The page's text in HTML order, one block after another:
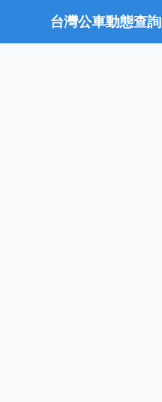
台灣公車動態查詢